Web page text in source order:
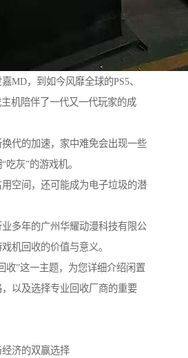
MD，到如今风靡全球的PS5、
主机陪伴了一代又一代玩家的成
代的加速，家中难免会出现一些
吃灰”的游戏机。
空间，还可能成为电子垃圾的潜
多年的广州华耀动漫科技有限公
机回收的价值与意义。
收”这一主题，为您详细介绍闲置
以及选择专业回收厂商的重要
济的双赢选择